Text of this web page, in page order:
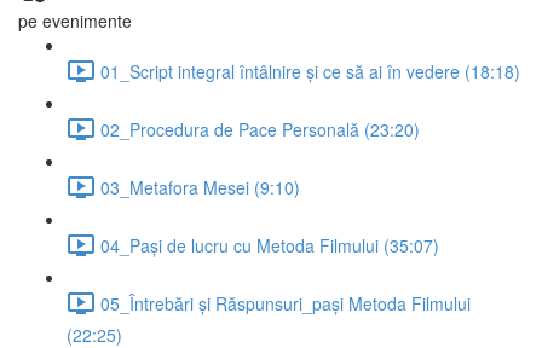
pe evenimente
01_Script integral întâlnire și ce să ai în vedere (18:18)
02_Procedura de Pace Personală (23:20)
03_Metafora Mesei (9:10)
04_Pași de lucru cu Metoda Filmului (35:07)
05_Întrebări și Răspunsuri_pași Metoda Filmului
(22:25)